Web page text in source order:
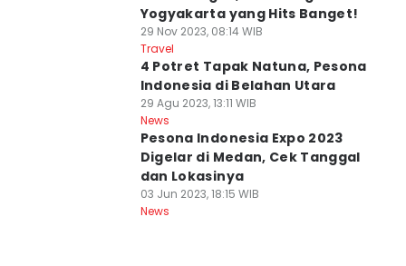
Yogyakarta yang Hits Banget!
29 Nov 2023, 08:14 WIB
Travel
4 Potret Tapak Natuna, Pesona
Indonesia di Belahan Utara
29 Agu 2023, 13:11 WIB
News
Pesona Indonesia Expo 2023
Digelar di Medan, Cek Tanggal
dan Lokasinya
03 Jun 2023, 18:15 WIB
News